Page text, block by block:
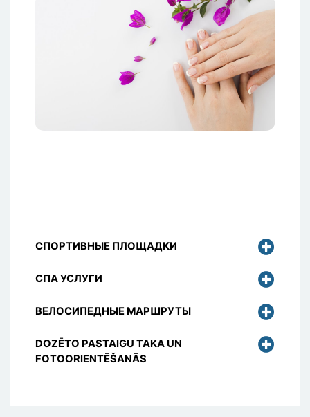
СПОРТИВНЫЕ ПЛОЩАДКИ
СПА УСЛУГИ
ВЕЛОСИПЕДНЫЕ МАРШРУТЫ
DOZĒTO PASTAIGU TAKA UN
FOTOORIENTĒŠANĀS